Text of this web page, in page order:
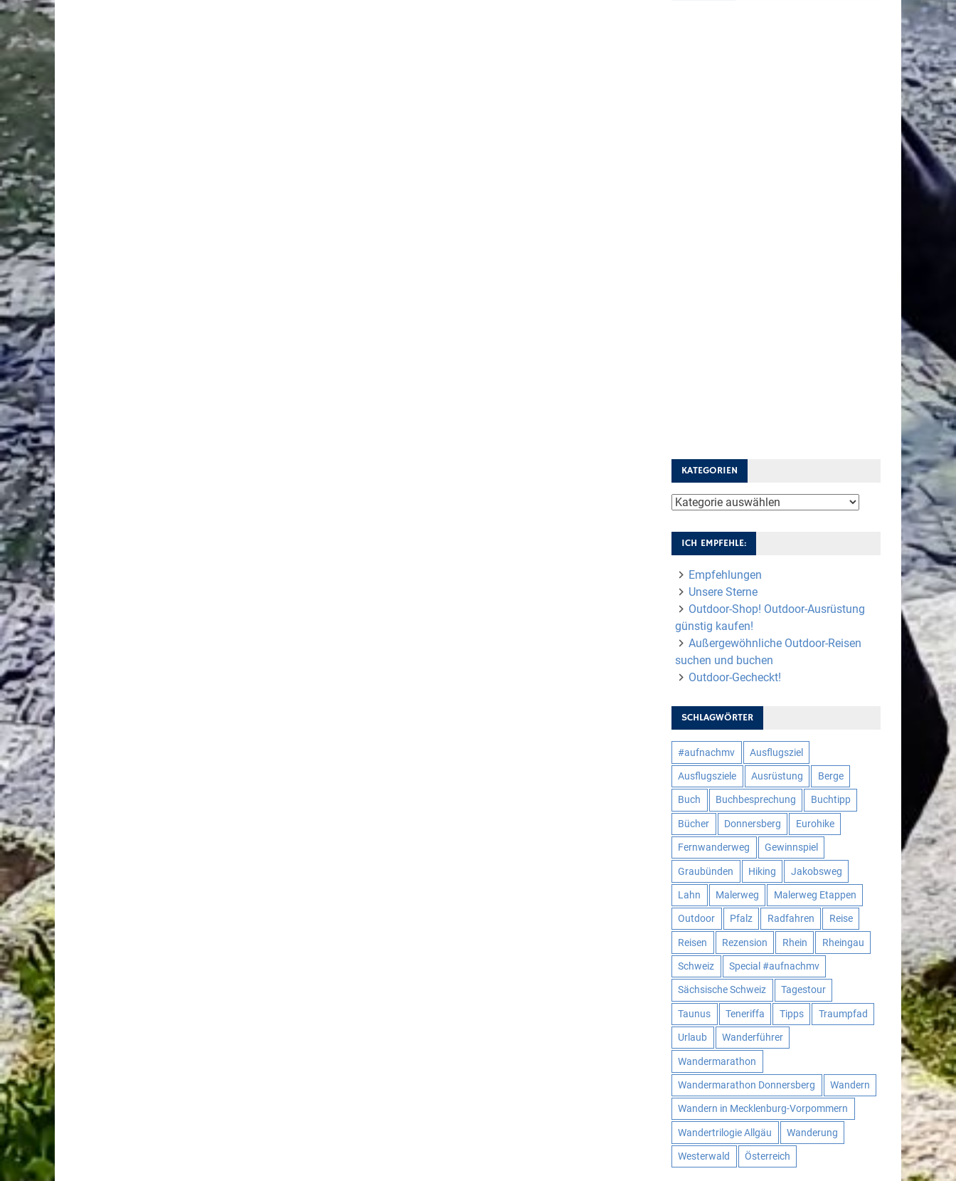
KATEGORIEN
Kategorien
ICH EMPFEHLE:
Empfehlungen
Unsere Sterne
Outdoor-Shop! Outdoor-Ausrüstung
günstig kaufen!
Außergewöhnliche Outdoor-Reisen
suchen und buchen
Outdoor-Gecheckt!
SCHLAGWÖRTER
#aufnachmv Ausflugsziel
Ausflugsziele Ausrüstung Berge
Buch Buchbesprechung Buchtipp
Bücher Donnersberg Eurohike
Fernwanderweg Gewinnspiel
Graubünden Hiking Jakobsweg
Lahn Malerweg Malerweg Etappen
Outdoor Pfalz Radfahren Reise
Reisen Rezension Rhein Rheingau
Schweiz Special #aufnachmv
Sächsische Schweiz Tagestour
Taunus Teneriffa Tipps Traumpfad
Urlaub Wanderführer
Wandermarathon
Wandermarathon Donnersberg Wandern
Wandern in Mecklenburg-Vorpommern
Wandertrilogie Allgäu Wanderung
Westerwald Österreich